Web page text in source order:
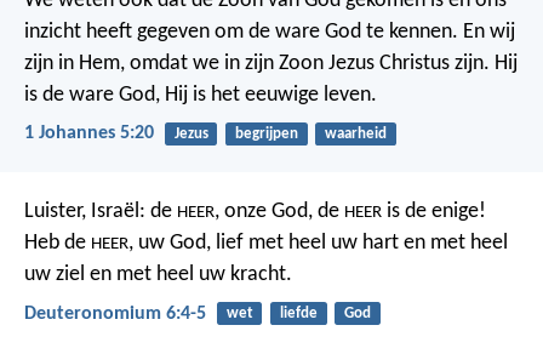
inzicht heeft gegeven om de ware God te kennen. En wij
zijn in Hem, omdat we in zijn Zoon Jezus Christus zijn. Hij
is de ware God, Hij is het eeuwige leven.
1 Johannes 5:20 Jezus begrijpen waarheid
Luister, Israël: de HEER, onze God, de HEER is de enige!
Heb de HEER, uw God, lief met heel uw hart en met heel
uw ziel en met heel uw kracht.
Deuteronomium 6:4-5 wet liefde God